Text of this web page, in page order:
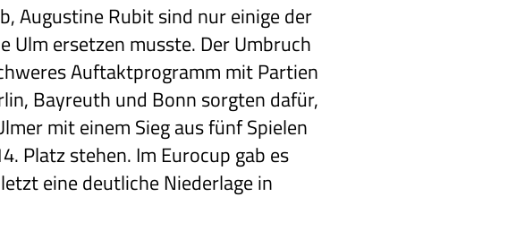
Augustine Rubit sind nur einige der
Ulm ersetzen musste. Der Umbruch
Auftaktprogramm mit Partien
Bayreuth und Bonn sorgten dafür,
mit einem Sieg aus fünf Spielen
Platz stehen. Im Eurocup gab es
eine deutliche Niederlage in